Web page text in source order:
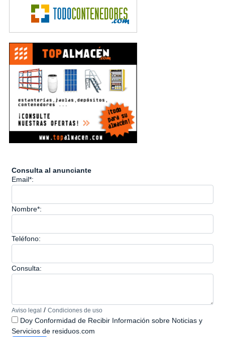
Consulta al anunciante
Email*:
Nombre*:
Teléfono:
Consulta:
Aviso legal / Condiciones de uso
Doy Conformidad de Recibir Información sobre Noticias y
Servicios de residuos.com